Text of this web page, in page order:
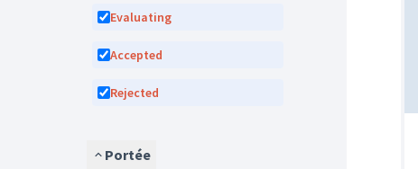
Evaluating
Accepted
Rejected
Portée